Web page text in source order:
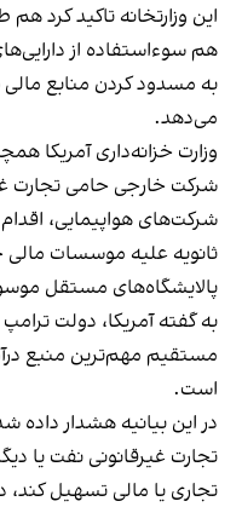
این وزارتخانه تاکید کرد
هم سوءاستفاده از
به مسدود کردن منابع مالی
می‌دهد.
وزارت خزانه‌داری آمریکا
شرکت خارجی حامی تجارت
شرکت‌های هواپیمایی،
ثانویه علیه موسسات مالی
پالایشگاه‌های مستقل
به گفته آمریکا، دولت
مستقیم مهم‌ترین منبع
است.
در این بیانیه هشدار
تجارت غیرقانونی نفت یا
تجاری یا مالی تسهیل کند،